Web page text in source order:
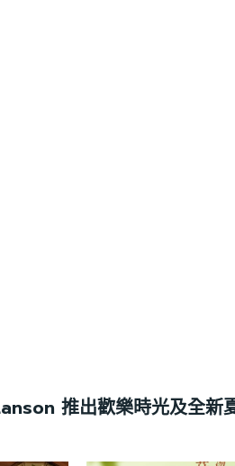
推出歡樂時光及全新